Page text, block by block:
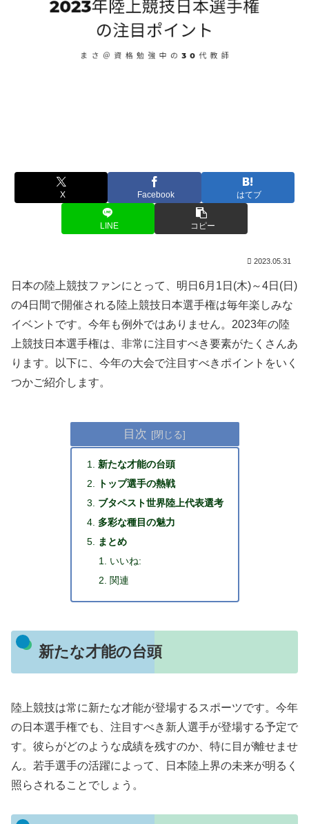
X Facebook はてブ
LINE コピー
2023.05.31
日本の陸上競技ファンにとって、明日6月1日(木)～4日(日)
の4日間で開催される陸上競技日本選手権は毎年楽しみな
イベントです。今年も例外ではありません。2023年の陸
上競技日本選手権は、非常に注目すべき要素がたくさんあ
ります。以下に、今年の大会で注目すべきポイントをいく
つかご紹介します。
目次
新たな才能の台頭
トップ選手の熱戦
ブタペスト世界陸上代表選考
多彩な種目の魅力
まとめ
いいね:
関連
新たな才能の台頭
陸上競技は常に新たな才能が登場するスポーツです。今年
の日本選手権でも、注目すべき新人選手が登場する予定で
す。彼らがどのような成績を残すのか、特に目が離せませ
ん。若手選手の活躍によって、日本陸上界の未来が明るく
照らされることでしょう。